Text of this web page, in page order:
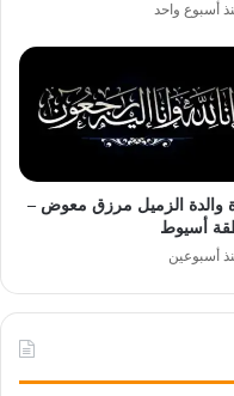
أسبوع واحد
والدة الزميل مرزق معوض –
أسيوط
أسبوعين